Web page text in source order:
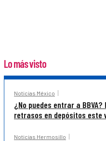
Lo más visto
Noticias México
¿No puedes entrar a
retrasos en depósitos este
Noticias Hermosillo